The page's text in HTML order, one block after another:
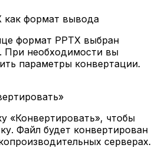
как формат вывода
формат PPTX выбран
При необходимости вы
параметры конвертации.
«Конвертировать», чтобы
Файл будет конвертирован
серверах.